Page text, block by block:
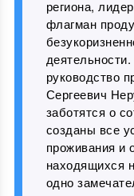
региона,
флагман
руководство
Сергеевич
заботятся о
созданы все
проживания и
находящихся
одно